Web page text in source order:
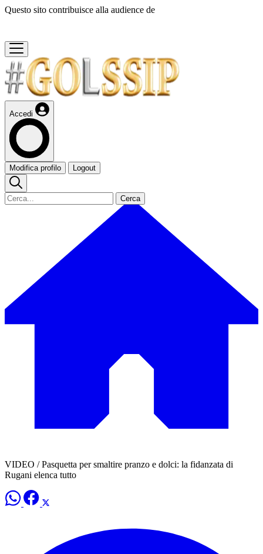
Questo sito contribuisce alla audience de
Accedi
Modifica profilo Logout
Cerca
VIDEO / Pasquetta per smaltire pranzo e dolci: la fidanzata di
Rugani elenca tutto